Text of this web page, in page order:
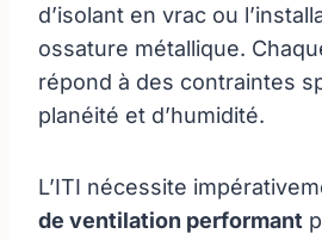
d’isolant en vrac ou
ossature métallique.
répond à des contraintes
planéité et d’humidité.
L’ITI nécessite
de ventilation performant